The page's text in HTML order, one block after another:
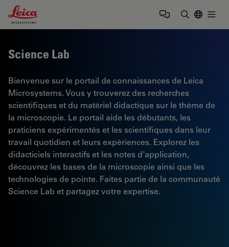
Leica Microsystems Logo
Science Lab
Bienvenue sur le portail de connaissances de Leica
Microsystems. Vous y trouverez des recherches
scientifiques et du matériel didactique sur le thème de
la microscopie. Le portail aide les débutants, les
praticiens expérimentés et les scientifiques dans leur
travail quotidien et leurs expériences. Explorez les
didacticiels interactifs et les notes d'application,
découvrez les bases de la microscopie ainsi que les
technologies de pointe. Faites partie de la communauté
Science Lab et partagez votre expertise.